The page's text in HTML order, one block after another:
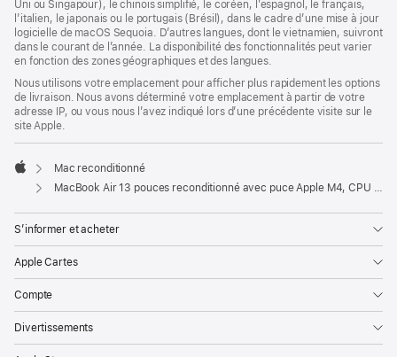
Uni ou Singapour), le chinois simplifié, le coréen, l’espagnol, le français,
l’italien, le japonais ou le portugais (Brésil), dans le cadre d’une mise à jour
logicielle de macOS Sequoia. D’autres langues, dont le vietnamien, suivront
dans le courant de l’année. La disponibilité des fonctionnalités peut varier
en fonction des zones géographiques et des langues.
Nous utilisons votre emplacement pour afficher plus rapidement les options
de livraison. Nous avons déterminé votre emplacement à partir de votre
adresse IP, ou vous nous l’avez indiqué lors d’une précédente visite sur le
site Apple.
Apple
Mac reconditionné
MacBook Air 13 pouces reconditionné avec puce Apple M4, CPU 10 cœurs et GPU 8 cœurs – Minuit
S’informer et acheter
Apple Cartes
Compte
Divertissements